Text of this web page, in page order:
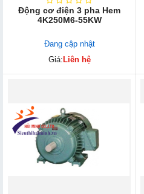
Động cơ điện 3 pha Hem
4K250M6-55KW
Đang cập nhật
Giá: Liên hệ